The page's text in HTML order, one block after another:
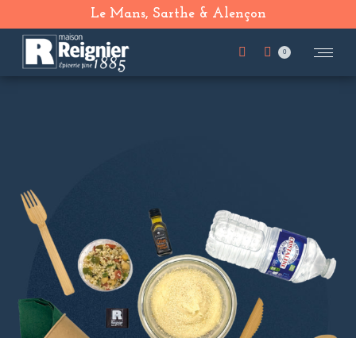
Le Mans, Sarthe & Alençon
0